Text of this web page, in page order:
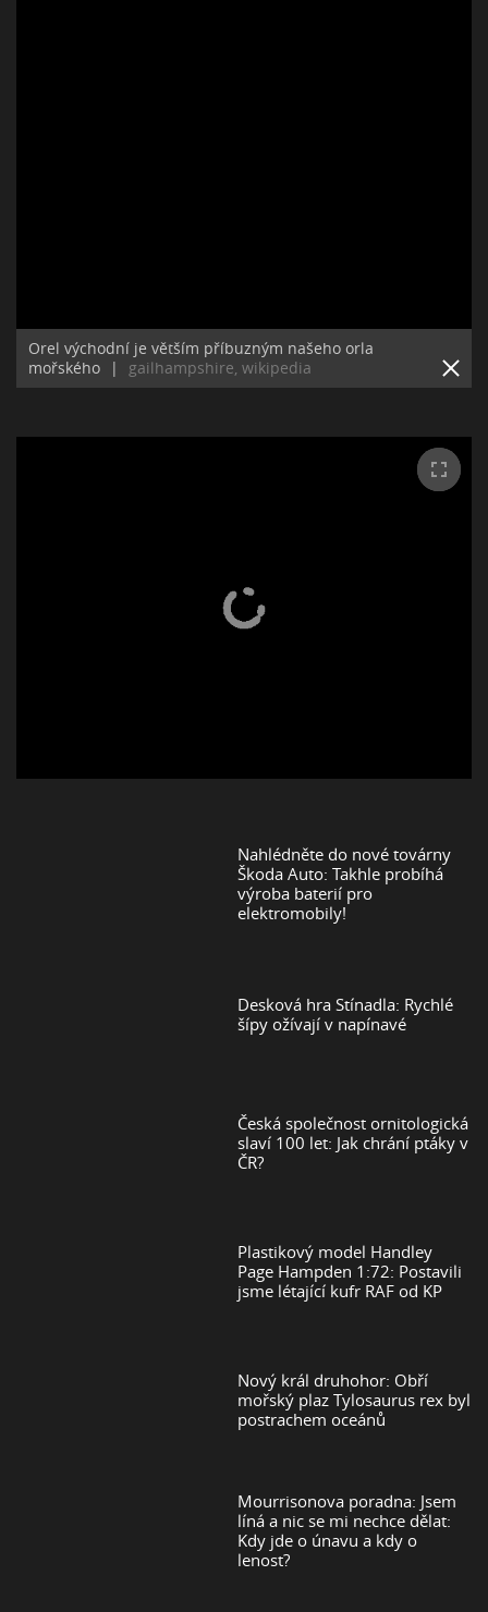
Orel východní je větším příbuzným našeho orla
mořského
| gailhampshire, wikipedia
Nahlédněte do nové továrny
Škoda Auto: Takhle probíhá
výroba baterií pro
elektromobily!
Desková hra Stínadla: Rychlé
šípy ožívají v napínavé
Česká společnost ornitologická
slaví 100 let: Jak chrání ptáky v
ČR?
Plastikový model Handley
Page Hampden 1:72: Postavili
jsme létající kufr RAF od KP
Nový král druhohor: Obří
mořský plaz Tylosaurus rex byl
postrachem oceánů
Mourrisonova poradna: Jsem
líná a nic se mi nechce dělat:
Kdy jde o únavu a kdy o
lenost?